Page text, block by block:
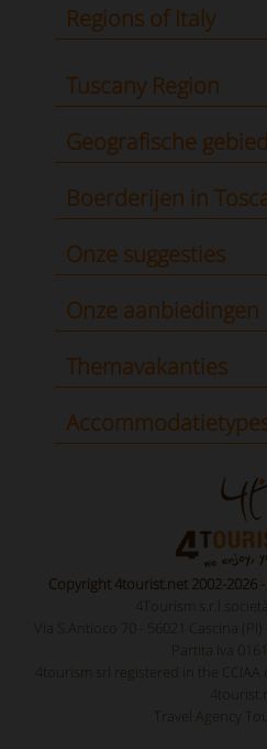
Regions of Italy
Tuscany Region
Geografische
Boerderijen in
Onze suggesties
Onze aanbiedingen
Themavakanties
Copyright 4tourist.net 2002-2026
4Tourism s.r.l
Via S.Antioco 70 - 56021 Cascina
Partita Iva
4tourism srl registered in the
Travel Agency